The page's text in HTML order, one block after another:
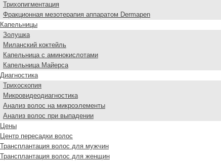
Трихопигментация
Фракционная мезотерапия аппаратом Dermapen
Капельницы
Золушка
Миланский коктейль
Капельница с аминокислотами
Капельница Майерса
Диагностика
Трихоскопия
Микровидеодиагностика
Анализ волос на микроэлементы
Анализ волос при выпадении
Цены
Центр пересадки волос
Трансплантация волос для мужчин
Трансплантация волос для женщин